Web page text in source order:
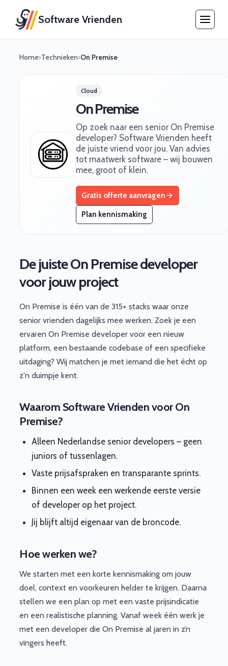
Software Vrienden
Home›Technieken›On Premise
Cloud
On Premise
Op zoek naar een senior On Premise
developer? Software Vrienden heeft
de juiste vriend voor jou. Van advies
tot maatwerk software – wij bouwen
mee, groot of klein.
Gratis offerte aanvragen
Plan kennismaking
De juiste On Premise developer
voor jouw project
On Premise is één van de 315+ stacks waar onze
senior vrienden dagelijks mee werken. Zoek je een
ervaren On Premise developer voor een nieuw
platform, een bestaande codebase of een specifieke
uitdaging? Wij matchen je met iemand die het écht op
z'n duimpje kent.
Waarom Software Vrienden voor On
Premise?
Alleen Nederlandse senior developers – geen
juniors of tussenlagen.
Vaste prijsafspraken en transparante sprints.
Binnen een week een werkende eerste versie
of developer op het project.
Jij blijft altijd eigenaar van de broncode.
Hoe werken we?
We starten met een korte kennismaking om jouw
doel, context en voorkeuren helder te krijgen. Daarna
stellen we een plan op met een vaste prijsindicatie
en een realistische planning. Vanaf week één werk je
met een developer die On Premise al jaren in z’n
vingers heeft.